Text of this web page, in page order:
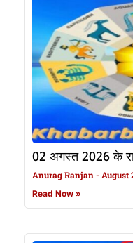
02 अगस्त 2026 के
Anurag Ranjan August
Read Now »